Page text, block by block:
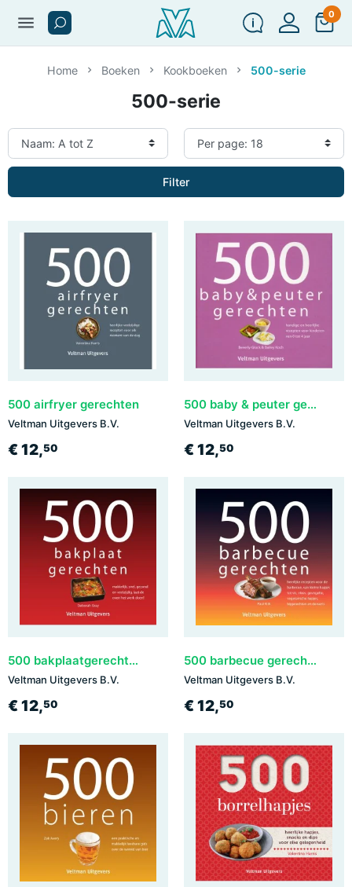
menu 0
Home Boeken Kookboeken 500-serie
500-serie
Filter
500 airfryer gerechten
Veltman Uitgevers B.V.
€ 12,50
500 baby & peuter gerechten
Veltman Uitgevers B.V.
€ 12,50
500 bakplaatgerechten
Veltman Uitgevers B.V.
€ 12,50
500 barbecue gerechten
Veltman Uitgevers B.V.
€ 12,50